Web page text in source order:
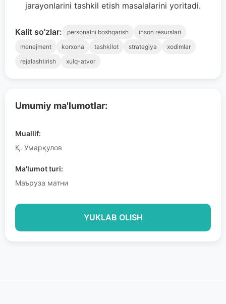
Umumiy ma'lumotlar:
Muallif:
Қ. Умарқулов
Ma'lumot turi:
Маъруза матни
YUKLAB OLISH
jarayonlarini tashkil etish masalalarini yoritadi.
Kalit so'zlar: personalni boshqarish
inson resurslari
menejment
korxona tashkilot strategiya
xodimlar
rejalashtirish
xulq-atvor